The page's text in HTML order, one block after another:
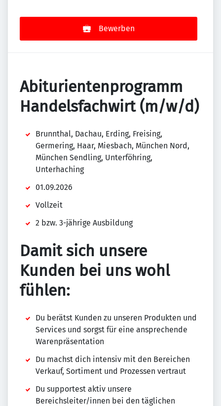
Bewerben
Abiturientenprogramm
Handelsfachwirt (m/w/d)
Brunnthal, Dachau, Erding, Freising,
Germering, Haar, Miesbach, München Nord,
München Sendling, Unterföhring,
Unterhaching
01.09.2026
Vollzeit
2 bzw. 3-jährige Ausbildung
Damit sich unsere
Kunden bei uns wohl
fühlen:
Du berätst Kunden zu unseren Produkten und
Services und sorgst für eine ansprechende
Warenpräsentation
Du machst dich intensiv mit den Bereichen
Verkauf, Sortiment und Prozessen vertraut
Du supportest aktiv unsere
Bereichsleiter/innen bei den täglichen